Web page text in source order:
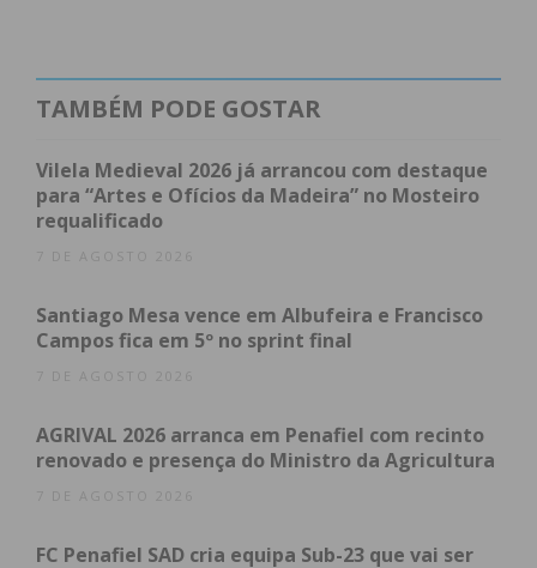
próprio quartel dos Bombeiros Voluntários de
A missão conta com a participação de várias
corporações, incluindo bombeiros de Penafiel, Paço
de Sousa, Entre-os-Rios, Lousada, Felgueiras, Lixa,
dos recursos humanos, foram deslocados meios
técnicos e equipamentos como geradores para
A tempestade Kristin, que entrou em Portugal
de destruição que inclui quedas de árvores, cortes
TAMBÉM PODE GOSTAR
Vilela Medieval 2026 já arrancou com destaque
para “Artes e Ofícios da Madeira” no Mosteiro
requalificado
7 DE AGOSTO 2026
Santiago Mesa vence em Albufeira e Francisco
Campos fica em 5º no sprint final
7 DE AGOSTO 2026
AGRIVAL 2026 arranca em Penafiel com recinto
renovado e presença do Ministro da Agricultura
7 DE AGOSTO 2026
FC Penafiel SAD cria equipa Sub-23 que vai ser